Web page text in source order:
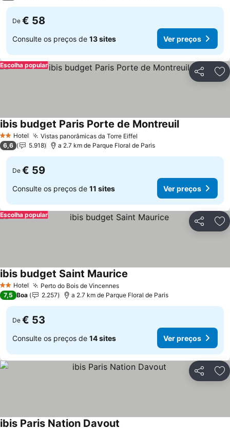
De € 58
Consulte os preços de 13 sites Ver preços
Partilhar
Escolha popular
2 Estrelas
Hotel Vistas panorâmicas da Torre Eiffel
ibis budget Paris Porte de Montreuil
6,6 5.918 a 2.7 km de Parque Floral de Paris
De € 59
Consulte os preços de 11 sites Ver preços
Partilhar
Escolha popular
2 Estrelas
Hotel Perto do Bois de Vincennes
ibis budget Saint Maurice
7,5 Boa 2.257 a 2.7 km de Parque Floral de Paris
De € 53
Consulte os preços de 14 sites Ver preços
Partilhar
ibis Paris Nation Davout